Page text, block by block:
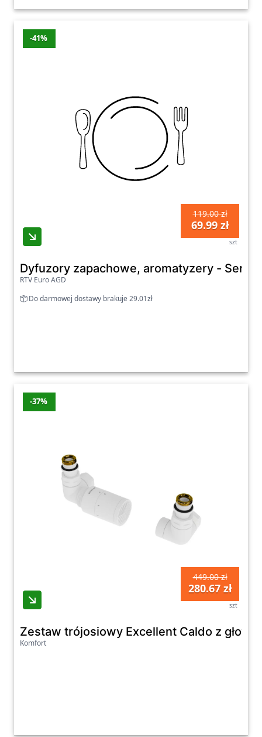
-41%
119.00 zł
69.99 zł
szt
Dyfuzory zapachowe, aromatyzery - Sentir
RTV Euro AGD
Do darmowej dostawy brakuje 29.01zł
-37%
449.00 zł
280.67 zł
szt
Zestaw trójosiowy Excellent Caldo z
Komfort